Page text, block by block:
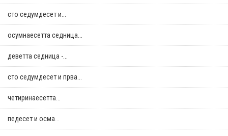
сто седумдесет и...
осумнaесетта седница...
деветта седница -...
сто седумдесет и прва...
четиринаесетта...
педесет и осма...